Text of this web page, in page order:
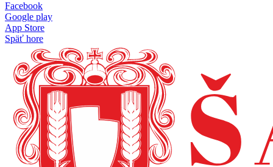
Facebook
Google play
App Store
Späť hore